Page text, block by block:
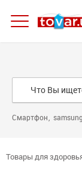
Смартфон
Товары для